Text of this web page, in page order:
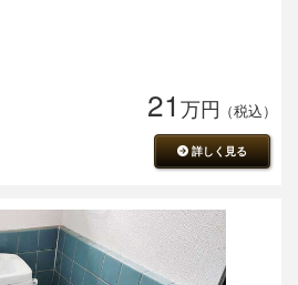
21 万円 （税込）
詳しく見る